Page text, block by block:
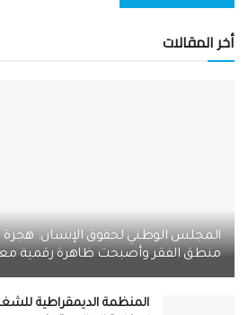
أخر المقالات
المجلس الوطني لحقوق الإنسان: هجرة
منطق الفقر وأصبحت ظاهرة رقمية
المنظمة الديمقراطية